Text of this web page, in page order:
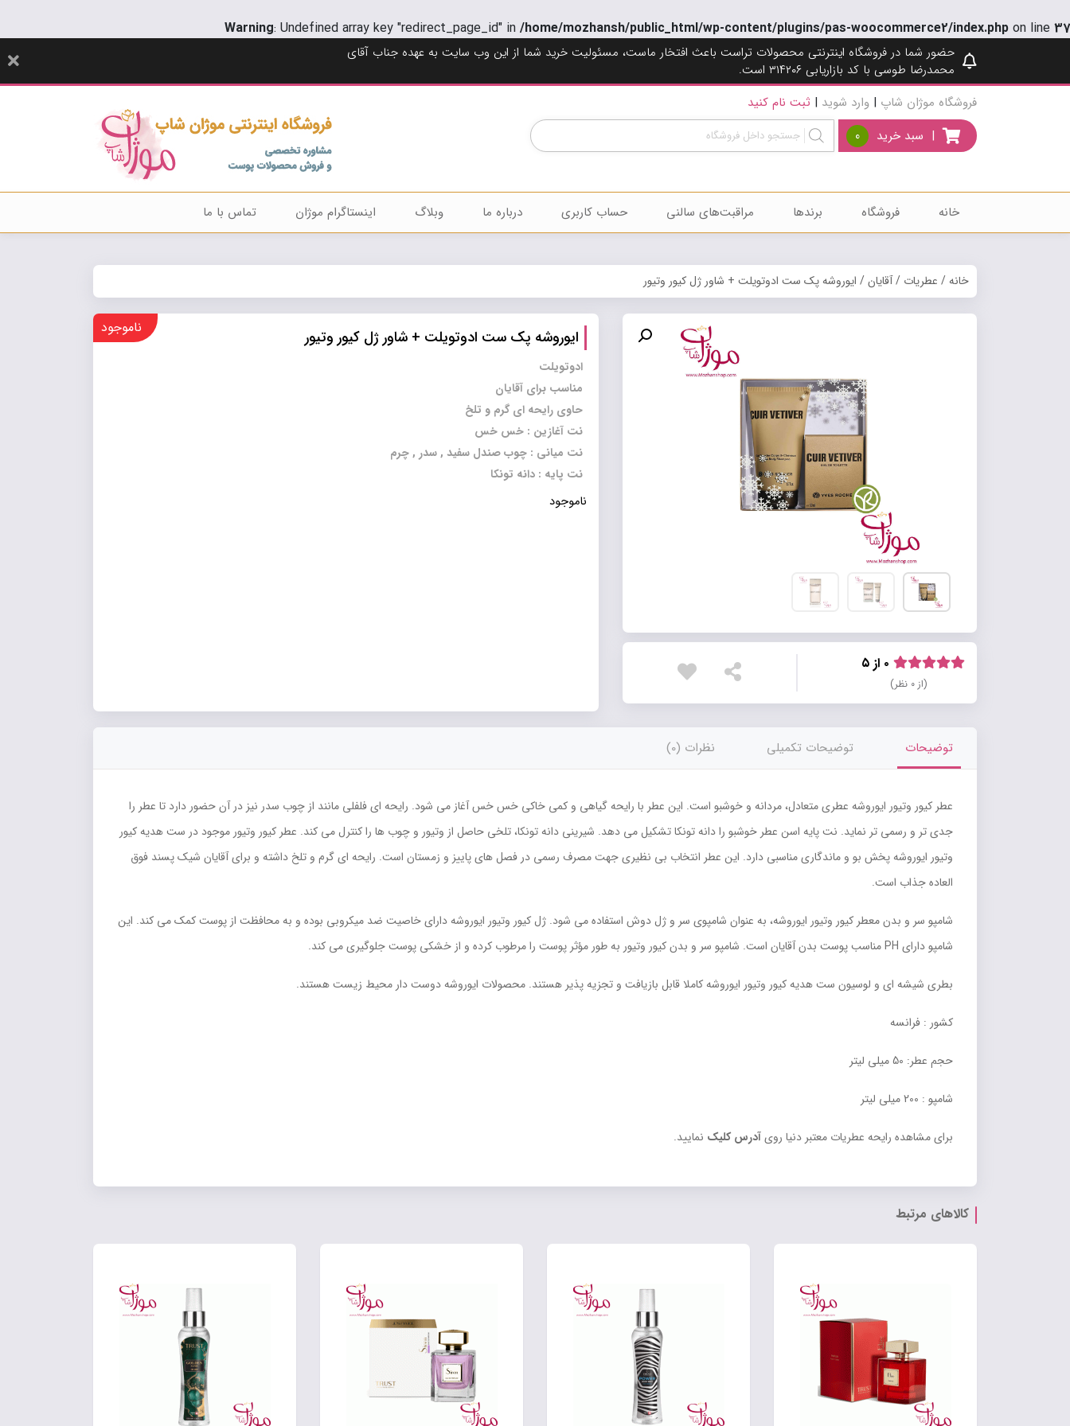
Warning: Undefined array key "redirect_page_id" in /home/mozhansh/public_html/wp-content/plugins/pas-woocommerce2/index.php on line 37
حضور شما در فروشگاه اینترنتی محصولات تراست باعث افتخار ماست، مسئولیت خرید شما از این وب سایت به عهده جناب آقای
محمدرضا طوسی با کد بازاریابی ۳۱۴۲۰۶ است.
فروشگاه موژان شاپ | وارد شوید | ثبت نام کنید
| سبد خرید 0
Products
search
خانه فروشگاه برندها مراقبت‌های سالنی حساب کاربری درباره ما وبلاگ اینستاگرام موژان تماس با ما
خانه/ عطریات /آقایان/ ایوروشه پک ست ادوتویلت + شاور ژل كیور وتیور
(از ۰ نظر)
ایوروشه پک ست ادوتویلت + شاور ژل كیور وتیور ناموجود
ادوتویلت
مناسب برای آقایان
حاوی رایحه ای گرم و تلخ
نت آغازین : خس خس
نت میانی : چوب صندل سفید , سدر , چرم
نت پایه : دانه تونکا
ناموجود
توضیحات توضیحات تکمیلی نظرات (0)
عطر کیور وتیور ایوروشه عطری متعادل، مردانه و خوشبو است. این عطر با رایحه گیاهی و کمی خاکی خس خس آغاز می شود. رایحه ای فلفلی مانند از چوب سدر نیز در آن حضور دارد تا عطر را
جدی تر و رسمی تر نماید. نت پایه اسن عطر خوشبو را دانه تونکا تشکیل می دهد. شیرینی دانه تونکا، تلخی حاصل از وتیور و چوب ها را کنترل می کند. عطر کیور وتیور موجود در ست هدیه کیور
وتیور ایوروشه پخش بو و ماندگاری مناسبی دارد. این عطر انتخاب بی نظیری جهت مصرف رسمی در فصل های پاییز و زمستان است. رایحه ای گرم و تلخ داشته و برای آقایان شیک پسند فوق
العاده جذاب است.
شامپو سر و بدن معطر کیور وتیور ایوروشه، به عنوان شامپوی سر و ژل دوش استفاده می شود. ژل کیور وتیور ایوروشه دارای خاصیت ضد میکروبی بوده و به محافظت از پوست کمک می کند. این
شامپو دارای PH مناسب پوست بدن آقایان است. شامپو سر و بدن کیور وتیور به طور مؤثر پوست را مرطوب کرده و از خشکی پوست جلوگیری می کند.
بطری شیشه ای و لوسیون ست هدیه کیور وتیور ایوروشه کاملا قابل بازیافت و تجزیه پذیر هستند. محصولات ایوروشه دوست دار محیط زیست هستند.
کشور : فرانسه
حجم عطر: 50 میلی لیتر
شامپو : 200 میلی لیتر
برای مشاهده رایحه عطریات معتبر دنیا رویآدرس کلیک نمایید.
کالاهای مرتبط